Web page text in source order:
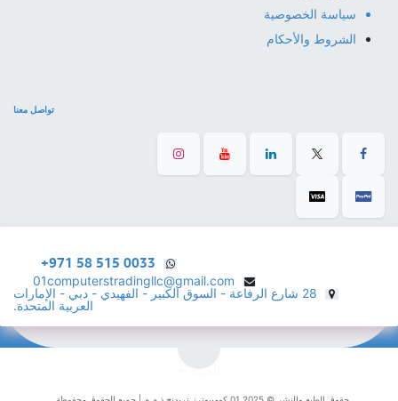
سياسة الخصوصية
الشروط والأحكام
تواصل معنا
+971 58 515 0033
01computerstradingllc@gmail.com
28 شارع الرفاعة - السوق الكبير - الفهيدي - دبي - الإمارات
العربية المتحدة.